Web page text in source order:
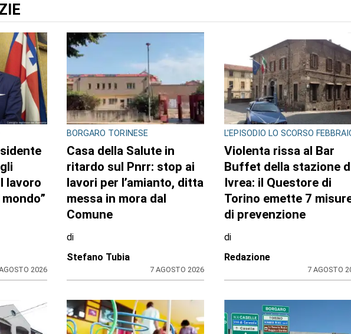
DI QUESTO AUTORE
AGOSTO 2026
CONTRASTO ALLO SPACCIO DI
Scaglia il monopattino
contro la volante e finge
di essere minorenne:
20enne con 30 dosi di
crack
di
Redazione
7 AGOSTO 2026
MAXI SEQUESTRO DI
Nelle camere da letto un
market della droga: 33
chili di hashish sotto il
letto e nel frigo.
Arrestato 24enne
di
Redazione